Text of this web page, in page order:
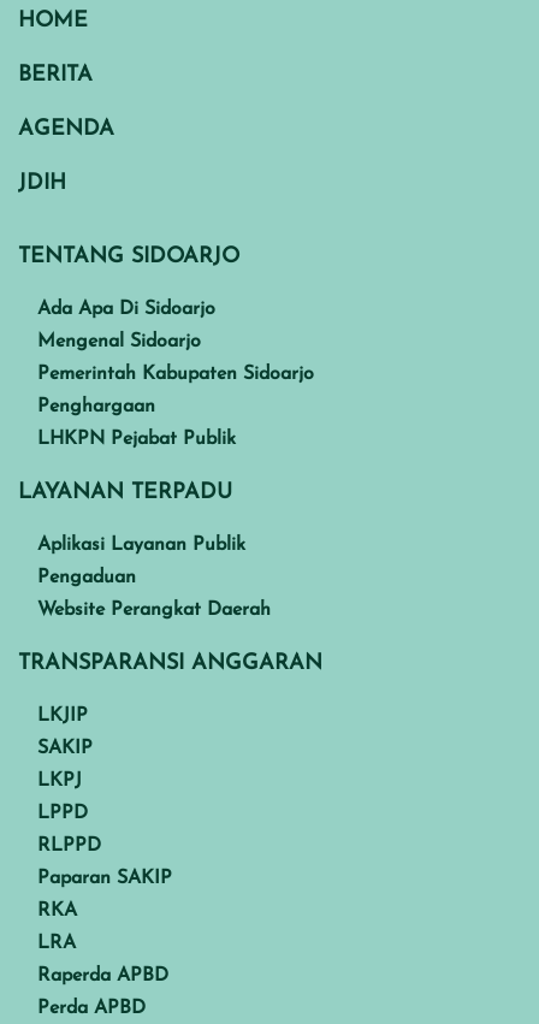
HOME
BERITA
AGENDA
JDIH
TENTANG SIDOARJO
Ada Apa Di Sidoarjo
Mengenal Sidoarjo
Pemerintah Kabupaten Sidoarjo
Penghargaan
LHKPN Pejabat Publik
LAYANAN TERPADU
Aplikasi Layanan Publik
Pengaduan
Website Perangkat Daerah
TRANSPARANSI ANGGARAN
LKJIP
SAKIP
LKPJ
LPPD
RLPPD
Paparan SAKIP
RKA
LRA
Raperda APBD
Perda APBD